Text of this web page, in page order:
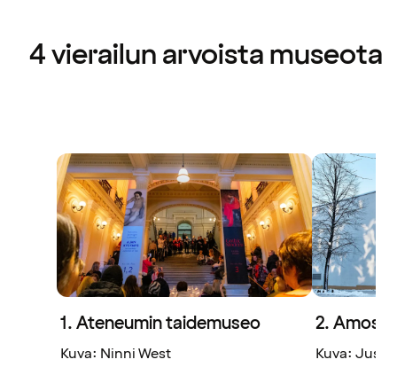
4 vierailun arvoista museota
1. Ateneumin taidemuseo
Kuva: Ninni West
2. Amos
Kuva: Jussi